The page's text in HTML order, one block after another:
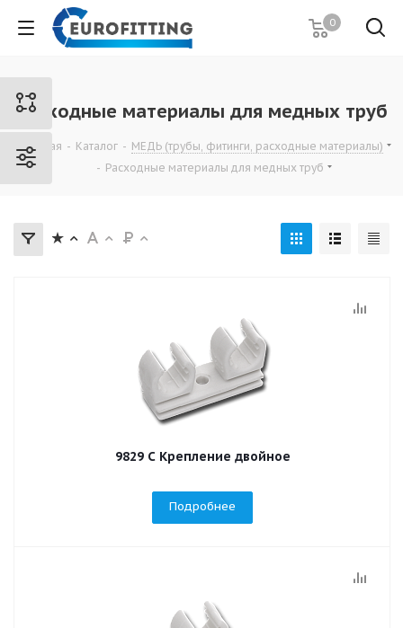
0
Расходные материалы для медных труб
Главная - Каталог - МЕДЬ (трубы, фитинги, расходные материалы)
- Расходные материалы для медных труб
9829 С Крепление двойное
Подробнее